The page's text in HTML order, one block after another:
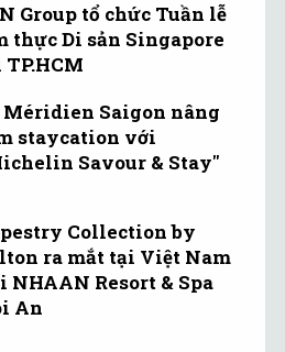
Group tổ chức Tuần lễ
thực Di sản Singapore
Méridien Saigon nâng
staycation với
Savour & Stay"
Collection by
ra mắt tại Việt Nam
NHAAN Resort & Spa
An